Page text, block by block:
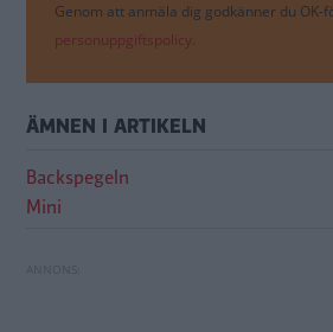
Genom att anmäla dig godkänner du OK-
personuppgiftspolicy.
ÄMNEN I ARTIKELN
Backspegeln
Mini